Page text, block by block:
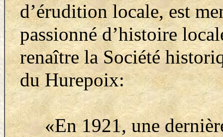
d’érudition locale, est
passionné d’histoire
renaître la Société
du Hurepoix:
«En 1921, une